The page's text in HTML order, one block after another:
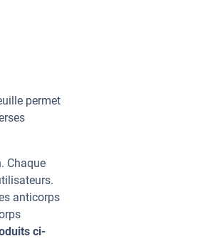
permet
Chaque
anticorps
ci-